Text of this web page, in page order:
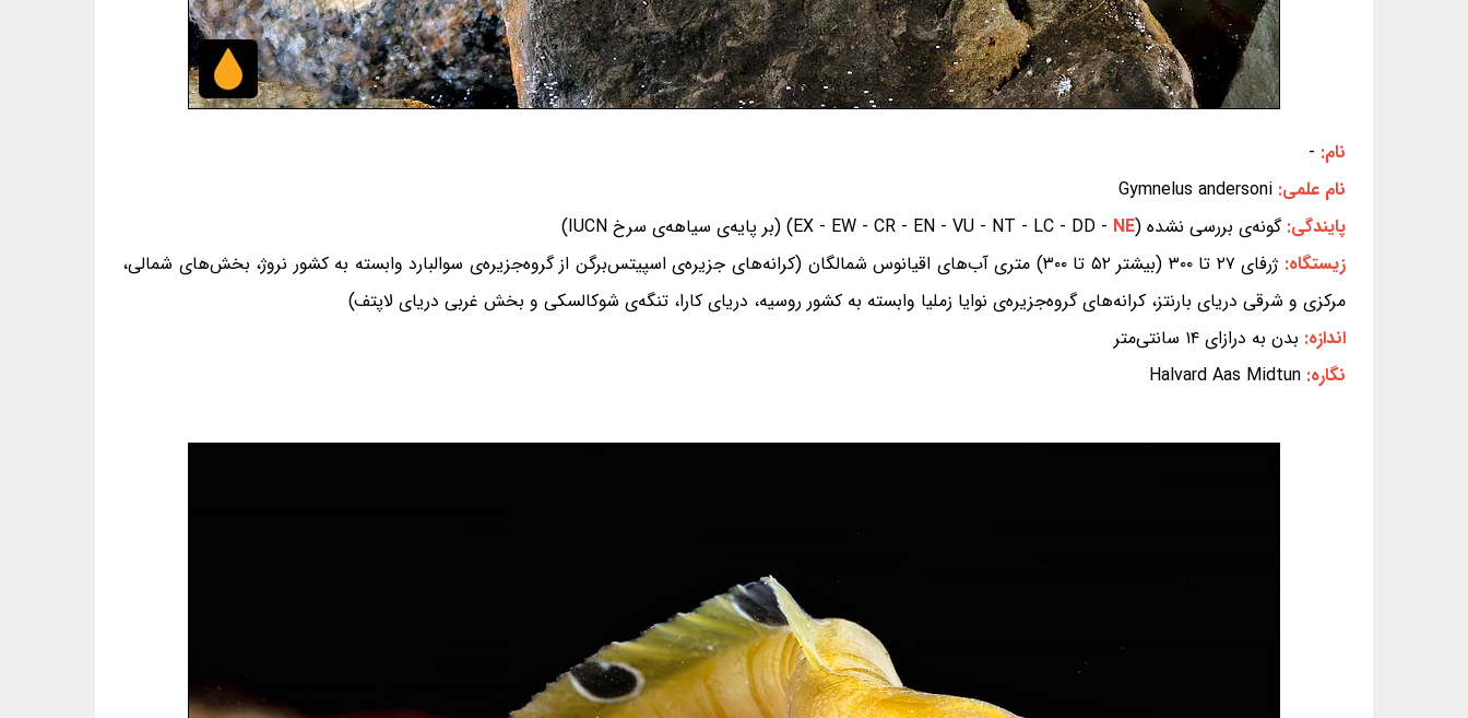
نام: -
نام علمی: Gymnelus andersoni
پایندگی:گونه‌ی بررسی نشده (EX - EW - CR - EN - VU - NT - LC - DD -NE
) (بر پایه‌ی سیاهه‌ی سرخ IUCN)
زیستگاه:
ژرفای ۲۷ تا ۳۰۰ (بیشتر ۵۲ تا ۳۰۰) متری آب‌های اقیانوس شمالگان (کرانه‌های جزیره‌ی اسپیتس‌برگن از گروه‌جزیره‌ی سوالبارد وابسته به کشور نروژ، بخش‌های شمالی،
مرکزی و شرقی دریای بارنتز، کرانه‌های گروه‌جزیره‌ی نوایا زملیا وابسته به کشور روسیه، دریای کارا، تنگه‌ی شوکالسکی و بخش غربی دریای لاپتف)
اندازه: بدن به درازای ۱۴ سانتی‌متر
نگاره: Halvard Aas Midtun